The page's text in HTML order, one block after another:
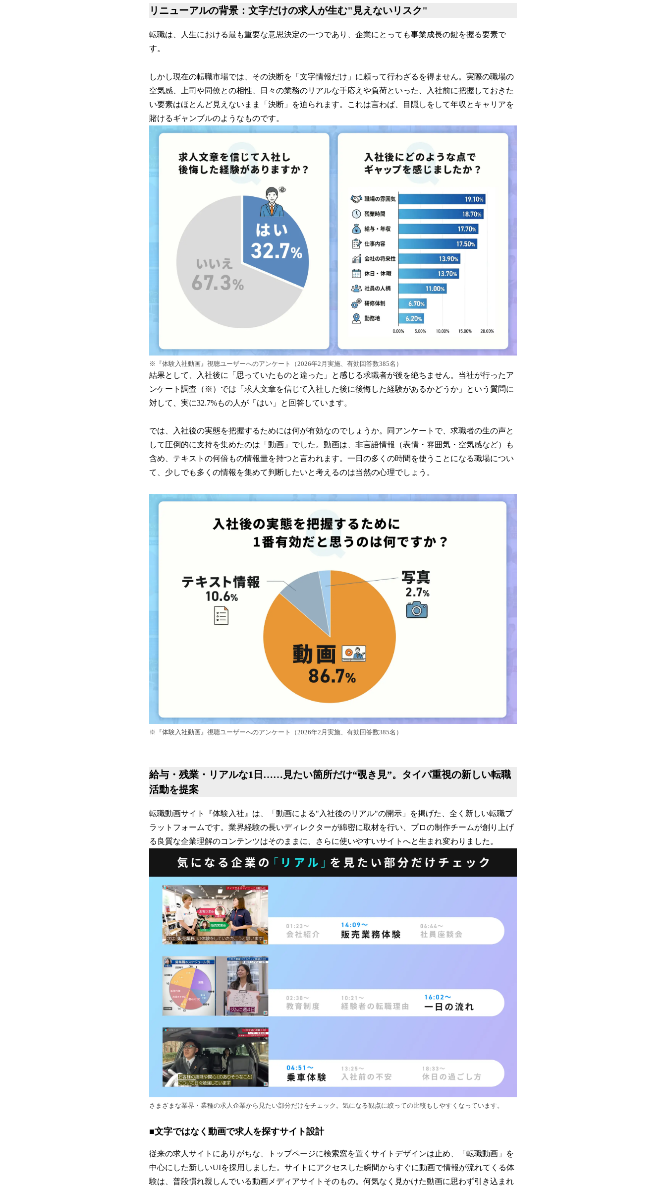
リニューアルの背景：文字だけの求人が生む"見えないリスク"
転職は、人生における最も重要な意思決定の一つであり、企業にとっても事業成長の鍵を握る要素で
す。
しかし現在の転職市場では、その決断を「文字情報だけ」に頼って行わざるを得ません。実際の職場の
空気感、上司や同僚との相性、日々の業務のリアルな手応えや負荷といった、入社前に把握しておきた
い要素はほとんど見えないまま「決断」を迫られます。これは言わば、目隠しをして年収とキャリアを
賭けるギャンブルのようなものです。
※『体験入社動画』視聴ユーザーへのアンケート（2026年2月実施、有効回答数385名）
結果として、入社後に「思っていたものと違った」と感じる求職者が後を絶ちません。当社が行ったア
ンケート調査（※）では「求人文章を信じて入社した後に後悔した経験があるかどうか」という質問に
対して、実に32.7%もの人が「はい」と回答しています。
では、入社後の実態を把握するためには何が有効なのでしょうか。同アンケートで、求職者の生の声と
して圧倒的に支持を集めたのは「動画」でした。動画は、非言語情報（表情・雰囲気・空気感など）も
含め、テキストの何倍もの情報量を持つと言われます。一日の多くの時間を使うことになる職場につい
て、少しでも多くの情報を集めて判断したいと考えるのは当然の心理でしょう。
※『体験入社動画』視聴ユーザーへのアンケート（2026年2月実施、有効回答数385名）
給与・残業・リアルな1日……見たい箇所だけ“覗き見”。タイパ重視の新しい転職
活動を提案
転職動画サイト『体験入社』は、「動画による"入社後のリアル"の開示」を掲げた、全く新しい転職プ
ラットフォームです。業界経験の長いディレクターが綿密に取材を行い、プロの制作チームが創り上げ
る良質な企業理解のコンテンツはそのままに、さらに使いやすいサイトへと生まれ変わりました。
さまざまな業界・業種の求人企業から見たい部分だけをチェック。気になる観点に絞っての比較もしやすくなっています。
■文字ではなく動画で求人を探すサイト設計
従来の求人サイトにありがちな、トップページに検索窓を置くサイトデザインは止め、「転職動画」を
中心にした新しいUIを採用しました。サイトにアクセスした瞬間からすぐに動画で情報が流れてくる体
験は、普段慣れ親しんでいる動画メディアサイトそのもの。何気なく見かけた動画に思わず引き込まれ